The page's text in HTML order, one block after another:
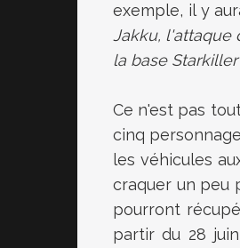
exemple, il y
Jakku, l'attaque
la base
Ce n'est pas
cinq
les véhicules
craquer un peu
pourront
partir du 28